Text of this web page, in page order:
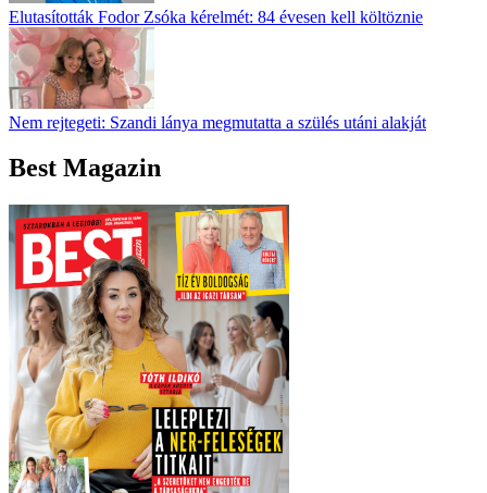
Elutasították Fodor Zsóka kérelmét: 84 évesen kell költöznie
Nem rejtegeti: Szandi lánya megmutatta a szülés utáni alakját
Best Magazin